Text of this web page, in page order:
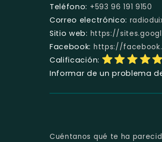
Teléfono: +593 96 191 9150
Correo electrónico:
Sitio web: https://
Facebook: https://
Calificación:
Informar de un problema
Cuéntanos qué te ha